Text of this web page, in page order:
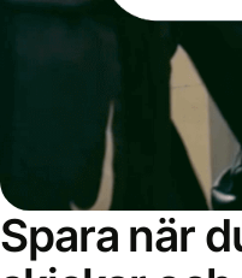
Spara när